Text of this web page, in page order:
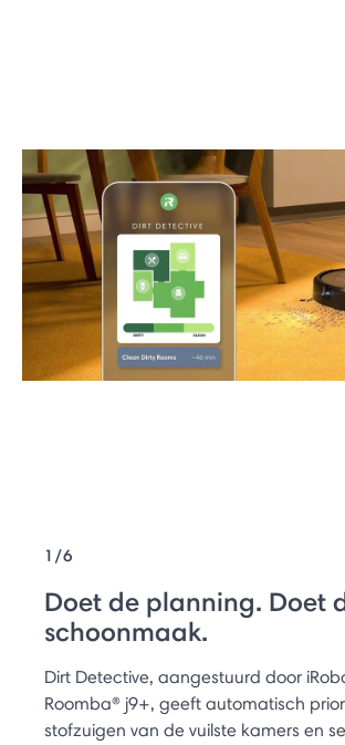
1/6
Doet de planning. Doet
schoonmaak.
Dirt Detective, aangestuurd door
Roomba® j9+, geeft automatisch
stofzuigen van de vuilste kamers en